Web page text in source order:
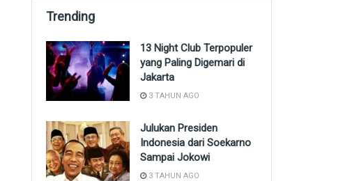
Trending
13 Night Club Terpopuler
yang Paling Digemari di
Jakarta
3 TAHUN AGO
Julukan Presiden
Indonesia dari Soekarno
Sampai Jokowi
3 TAHUN AGO